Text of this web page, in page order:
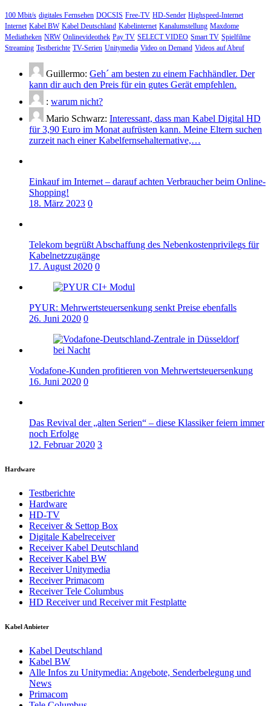
100 Mbit/s digitales Fernsehen DOCSIS Free-TV HD-Sender Highspeed-Internet
Internet Kabel BW Kabel Deutschland Kabelinternet Kanalumstellung Maxdome
Mediatheken NRW Onlinevideothek Pay TV SELECT VIDEO Smart TV Spielfilme
Streaming Testberichte TV-Serien Unitymedia Video on Demand Videos auf Abruf
Guillermo: Geh´ am besten zu einem Fachhändler. Der
kann dir auch den Preis für ein gutes Gerät empfehlen.
: warum nicht?
Mario Schwarz: Interessant, dass man Kabel Digital HD
für 3,90 Euro im Monat aufrüsten kann. Meine Eltern suchen
zurzeit nach einer Kabelfernsehalternative,…
Einkauf im Internet – darauf achten Verbraucher beim Online-
Shopping!
18. März 2023 0
Telekom begrüßt Abschaffung des Nebenkostenprivilegs für
Kabelnetzzugänge
17. August 2020 0
PYUR: Mehrwertsteuersenkung senkt Preise ebenfalls
26. Juni 2020 0
Vodafone-Kunden profitieren von Mehrwertsteuersenkung
16. Juni 2020 0
Das Revival der „alten Serien“ – diese Klassiker feiern immer
noch Erfolge
12. Februar 2020 3
Hardware
Testberichte
Hardware
HD-TV
Receiver & Settop Box
Digitale Kabelreceiver
Receiver Kabel Deutschland
Receiver Kabel BW
Receiver Unitymedia
Receiver Primacom
Receiver Tele Columbus
HD Receiver und Receiver mit Festplatte
Kabel Anbieter
Kabel Deutschland
Kabel BW
Alle Infos zu Unitymedia: Angebote, Senderbelegung und
News
Primacom